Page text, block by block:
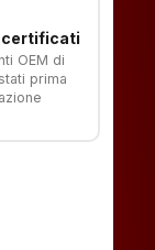
certificati
OEM di
prima